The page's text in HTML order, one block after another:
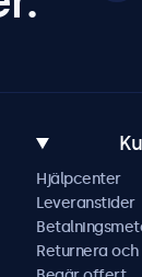
Hjälpcenter
Leveranstider
Returnera